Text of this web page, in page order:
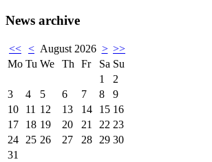
News archive
<< < August 2026 > >>
Mo Tu We Th Fr Sa Su
1
2
3
4 5 6 7 8
9
10
11 12 13 14 15 16
17
18 19 20 21 22 23
24
25 26 27 28 29 30
31